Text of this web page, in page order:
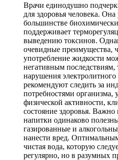
Врачи единодушно
для здоровья человека. Она
большинстве
поддерживает
выведению токсинов.
очевидные преимущества,
употребление жидкости
негативным последствиям,
нарушения
рекомендуют следить за
потребностями организма,
физической активности,
состояние здоровья.
напитки одинаково
газированные и
нанести вред.
чистая вода, которую
регулярно, но в разумных